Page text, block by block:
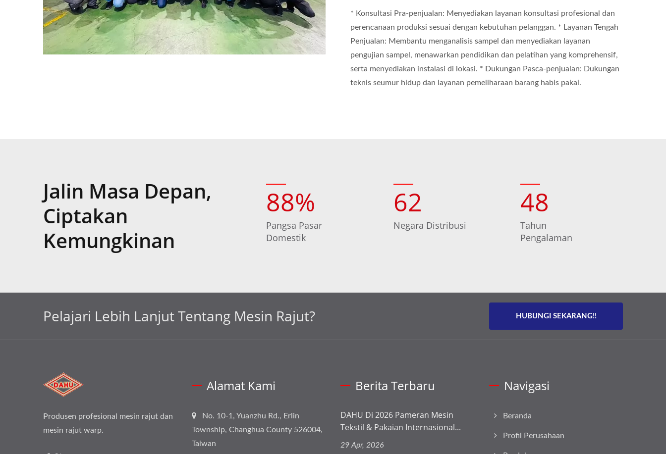
* Konsultasi Pra-penjualan: Menyediakan layanan konsultasi profesional dan
perencanaan produksi sesuai dengan kebutuhan pelanggan. * Layanan Tengah
Penjualan: Membantu menganalisis sampel dan menyediakan layanan
pengujian sampel, menawarkan pendidikan dan pelatihan yang komprehensif,
serta menyediakan instalasi di lokasi. * Dukungan Pasca-penjualan: Dukungan
teknis seumur hidup dan layanan pemeliharaan barang habis pakai.
Jalin Masa Depan,
Ciptakan
Kemungkinan
88%
Pangsa Pasar
Domestik
62
Negara Distribusi
48
Tahun
Pengalaman
Pelajari Lebih Lanjut Tentang Mesin Rajut? HUBUNGI SEKARANG!!
Produsen profesional mesin rajut dan
mesin rajut warp.
Alamat Kami
No. 10-1, Yuanzhu Rd., Erlin
Township, Changhua County 526004,
Taiwan
Berita Terbaru
DAHU Di 2026 Pameran Mesin
Tekstil & Pakaian Internasional...
29 Apr, 2026
Navigasi
Beranda
Profil Perusahaan